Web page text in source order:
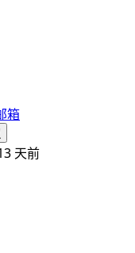
箱
天前